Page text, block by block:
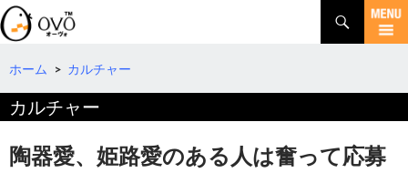
検
索
コ
テ
ツ
へ
移
動
ホーム > カルチャー
カルチャー
陶器愛、姫路愛のある人は奮って応募